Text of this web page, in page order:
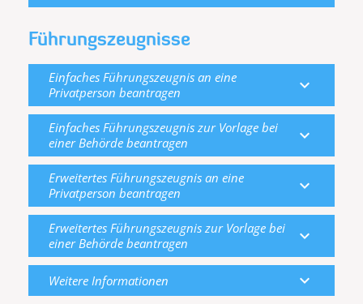
Führungszeugnisse
Einfaches Führungszeugnis an eine
Privatperson beantragen
expand_more
Einfaches Führungszeugnis zur Vorlage bei
einer Behörde beantragen
expand_more
Erweitertes Führungszeugnis an eine
Privatperson beantragen
expand_more
Erweitertes Führungszeugnis zur Vorlage bei
einer Behörde beantragen
expand_more
Weitere Informationen expand_more